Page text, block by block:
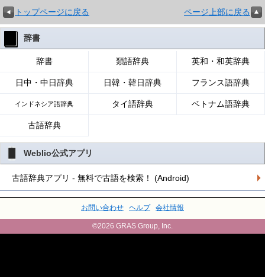
トップページに戻る ページ上部に戻る
辞書
辞書 類語辞典 英和・和英辞典
日中・中日辞典 日韓・韓日辞典 フランス語辞典
インドネシア語辞典 タイ語辞典 ベトナム語辞典
古語辞典
Weblio公式アプリ
古語辞典アプリ - 無料で古語を検索！ (Android)
お問い合わせ ヘルプ 会社情報
©2026 GRAS Group, Inc.